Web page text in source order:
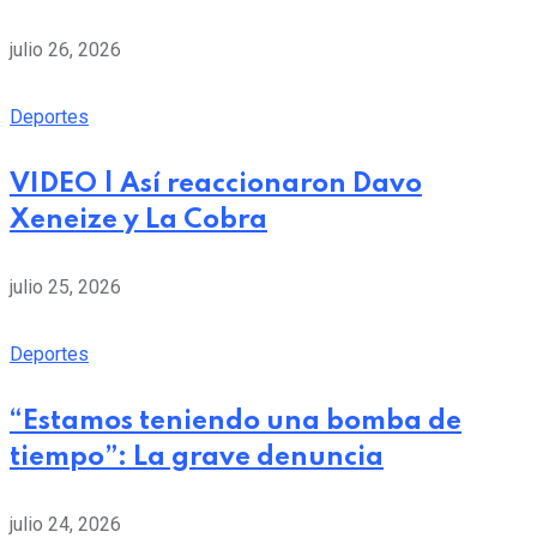
julio 26, 2026
Deportes
VIDEO | Así reaccionaron Davo
Xeneize y La Cobra
julio 25, 2026
Deportes
“Estamos teniendo una bomba de
tiempo”: La grave denuncia
julio 24, 2026